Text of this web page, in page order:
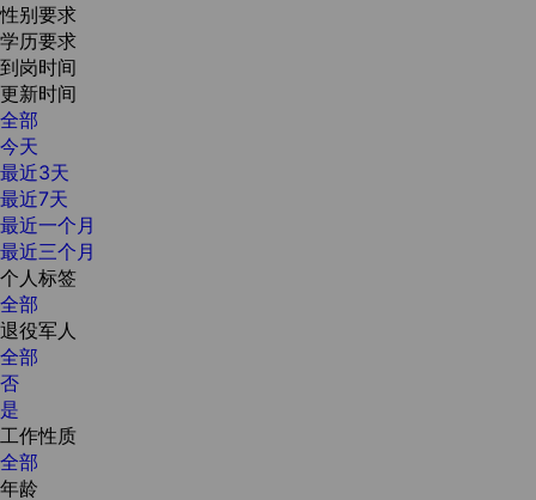
性别要求
学历要求
到岗时间
更新时间
全部
今天
最近3天
最近7天
最近一个月
最近三个月
个人标签
全部
退役军人
全部
否
是
工作性质
全部
年龄